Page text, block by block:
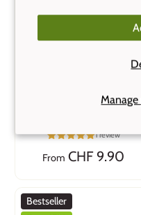
Wert&Voll - Snack
1 review
From CHF 9.90
Bestseller